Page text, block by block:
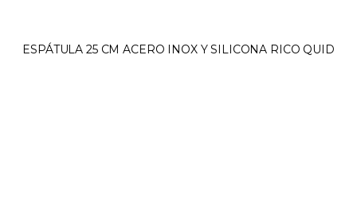
ESPÁTULA 25 CM ACERO INOX Y SILICONA RICO QUID